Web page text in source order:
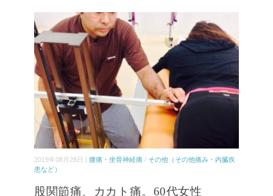
2019年08月28日 | 腰痛・坐骨神経痛 / その他（その他痛み・内臓疾
患など）
股関節痛、カカト痛。60代女性